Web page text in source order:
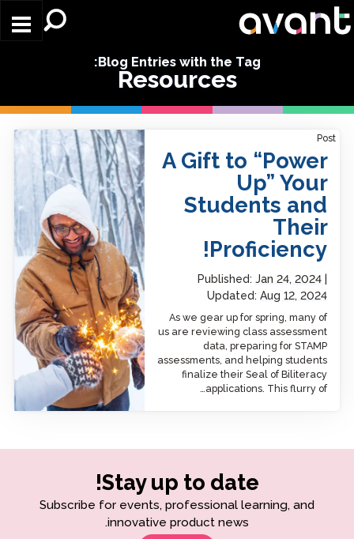
Skip to main content
Blog Entries with the Tag:
Resources
Post
A Gift to “Power
Up” Your
Students and
Their
Proficiency!
Published:Jan 24, 2024
Updated:Aug 12, 2024
As we gear up for spring, many of
us are reviewing class assessment
data, preparing for STAMP
assessments, and helping students
finalize their Seal of Biliteracy
applications. This flurry of…
A Gift to “Power Up” Your
Proficiency!
Stay up to date!
Subscribe for events, professional learning, and
innovative product news.